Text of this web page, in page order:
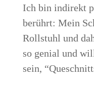
Ich bin indi­rekt
berührt: Mein
Roll­stuhl und
so geni­al und
sein,